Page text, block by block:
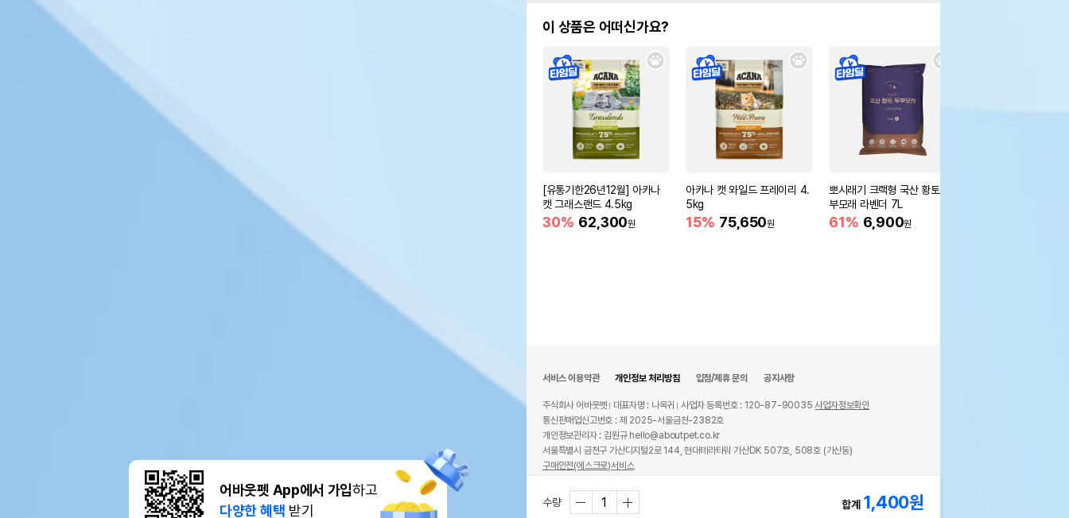
어바웃펫 App에서 가입하고
다양한 혜택 받기
이 상품은 어떠신가요?
[유통기한26년12월] 아카나
캣 그래스랜드 4.5kg
30% 62,300원
아카나 캣 와일드 프레이리 4.
5kg
15% 75,650원
뽀시래기 크랙형 국산 황토 두
부모래 라벤더 7L
61% 6,900원
수량 합계 1,400원
서비스 이용약관 개인정보 처리방침 입점/제휴 문의 공지사항
주식회사 어바웃펫 대표자명 : 나옥귀 사업자 등록번호 : 120-87-90035사업자정보확인
통신판매업신고번호 : 제 2025-서울금천-2382호
개인정보관리자 : 김원규 hello@aboutpet.co.kr
서울특별시 금천구 가산디지털2로 144, 현대테라타워 가산DK 507호, 508호 (가산동)
구매안전(에스크로)서비스